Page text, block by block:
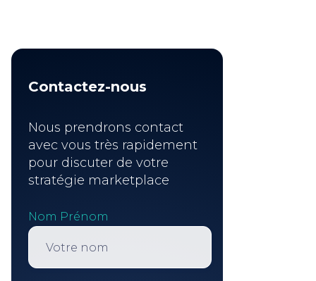
Contactez-nous
Nous prendrons contact
avec vous très rapidement
pour discuter de votre
stratégie marketplace
Nom Prénom